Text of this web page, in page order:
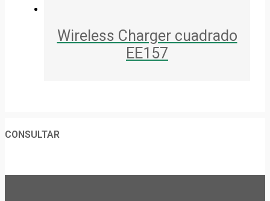
Wireless Charger cuadrado
EE157
CONSULTAR